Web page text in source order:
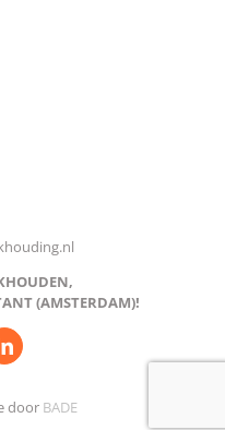
(AMSTERDAM)!
door BADE